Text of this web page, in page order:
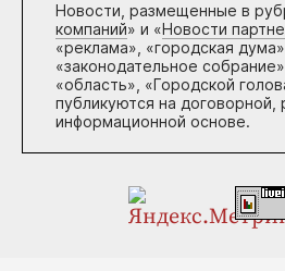
Новости, размещенные в
компаний» и «Новости
«реклама», «городская дума»,
«законодательное
«область», «Городской
публикуются на договорной,
информационной основе.